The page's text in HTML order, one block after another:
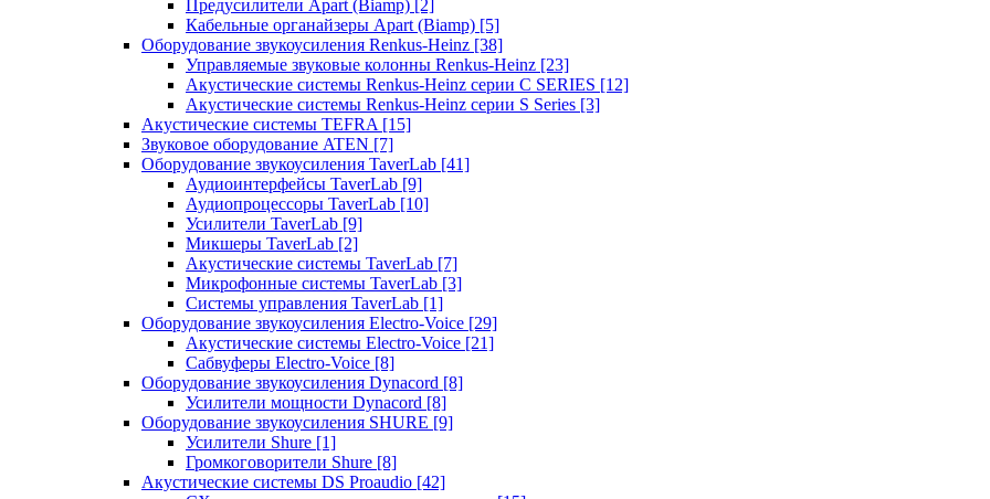
Предусилители Apart (Biamp) [2]
Кабельные органайзеры Apart (Biamp) [5]
Оборудование звукоусиления Renkus-Heinz [38]
Управляемые звуковые колонны Renkus-Heinz [23]
Акустические системы Renkus-Heinz серии C SERIES [12]
Акустические системы Renkus-Heinz серии S Series [3]
Акустические системы TEFRA [15]
Звуковое оборудование ATEN [7]
Оборудование звукоусиления TaverLab [41]
Аудиоинтерфейсы TaverLab [9]
Аудиопроцессоры TaverLab [10]
Усилители TaverLab [9]
Микшеры TaverLab [2]
Акустические системы TaverLab [7]
Микрофонные системы TaverLab [3]
Системы управления TaverLab [1]
Оборудование звукоусиления Electro-Voice [29]
Акустические системы Electro-Voice [21]
Сабвуферы Electro-Voice [8]
Оборудование звукоусиления Dynacord [8]
Усилители мощности Dynacord [8]
Оборудование звукоусиления SHURE [9]
Усилители Shure [1]
Громкоговорители Shure [8]
Акустические системы DS Proaudio [42]